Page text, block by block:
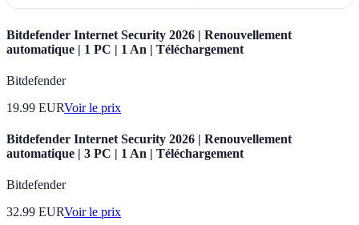
Bitdefender Internet Security 2026 | Renouvellement
automatique | 1 PC | 1 An | Téléchargement
Bitdefender
19.99 EURVoir le prix
Bitdefender Internet Security 2026 | Renouvellement
automatique | 3 PC | 1 An | Téléchargement
Bitdefender
32.99 EURVoir le prix